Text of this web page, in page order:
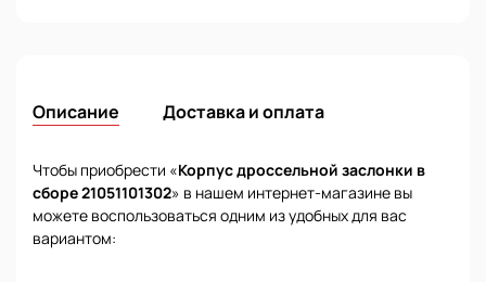
Описание Доставка и оплата
Чтобы приобрести «Корпус дроссельной заслонки в
сборе 21051101302» в нашем интернет-магазине вы
можете воспользоваться одним из удобных для вас
вариантом: